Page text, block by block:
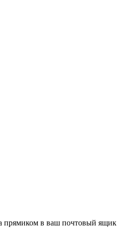
прямиком в ваш почтовый ящик